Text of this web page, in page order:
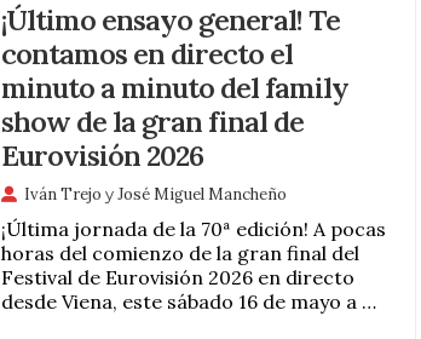
¡Último ensayo general! Te
contamos en directo el
minuto a minuto del family
show de la gran final de
Eurovisión 2026
Iván Trejo yJosé Miguel Mancheño
¡Última jornada de la 70ª edición! A pocas
horas del comienzo de la gran final del
Festival de Eurovisión 2026 en directo
desde Viena, este sábado 16 de mayo a …